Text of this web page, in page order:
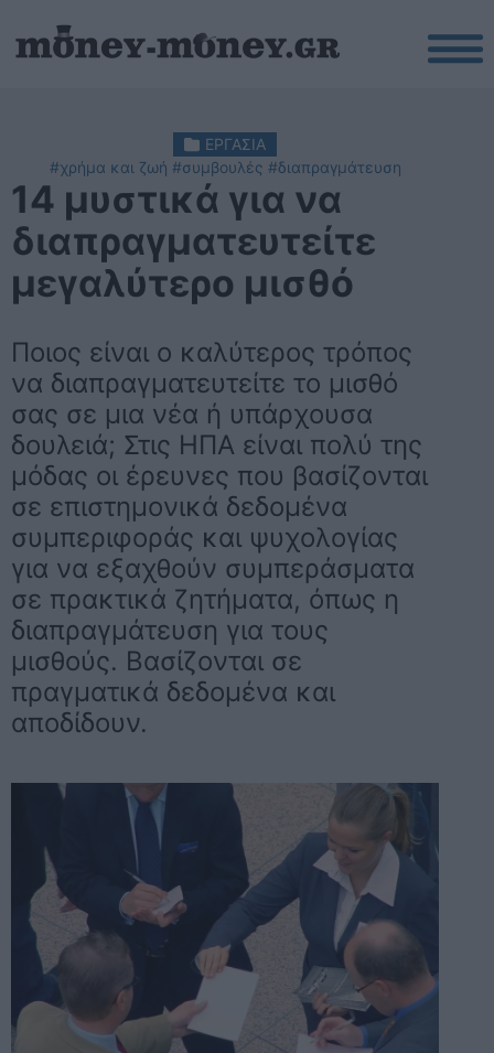
ΕΡΓΑΣΙΑ
#χρήμα και ζωή #συμβουλές #διαπραγμάτευση
14 μυστικά για να
διαπραγματευτείτε
μεγαλύτερο μισθό
Ποιος είναι ο καλύτερος τρόπος
να διαπραγματευτείτε το μισθό
σας σε μια νέα ή υπάρχουσα
δουλειά; Στις ΗΠΑ είναι πολύ της
μόδας οι έρευνες που βασίζονται
σε επιστημονικά δεδομένα
συμπεριφοράς και ψυχολογίας
για να εξαχθούν συμπεράσματα
σε πρακτικά ζητήματα, όπως η
διαπραγμάτευση για τους
μισθούς. Βασίζονται σε
πραγματικά δεδομένα και
αποδίδουν.